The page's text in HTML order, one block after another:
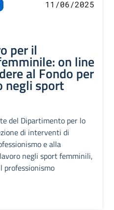
11/06/2025
per il
on line
al Fondo per
negli sport
del Dipartimento per lo
di interventi di
e alla
negli sport femminili,
professionismo